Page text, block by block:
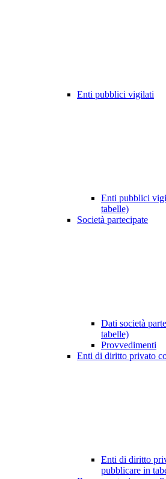
Enti pubblici vigilati
Enti pubblici
tabelle)
Società partecipate
Dati società
tabelle)
Provvedimenti
Enti di diritto privato
Enti di diritto
pubblicare in